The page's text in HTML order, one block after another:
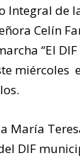
Integral de
Celín
“El
miércoles
María
DIF